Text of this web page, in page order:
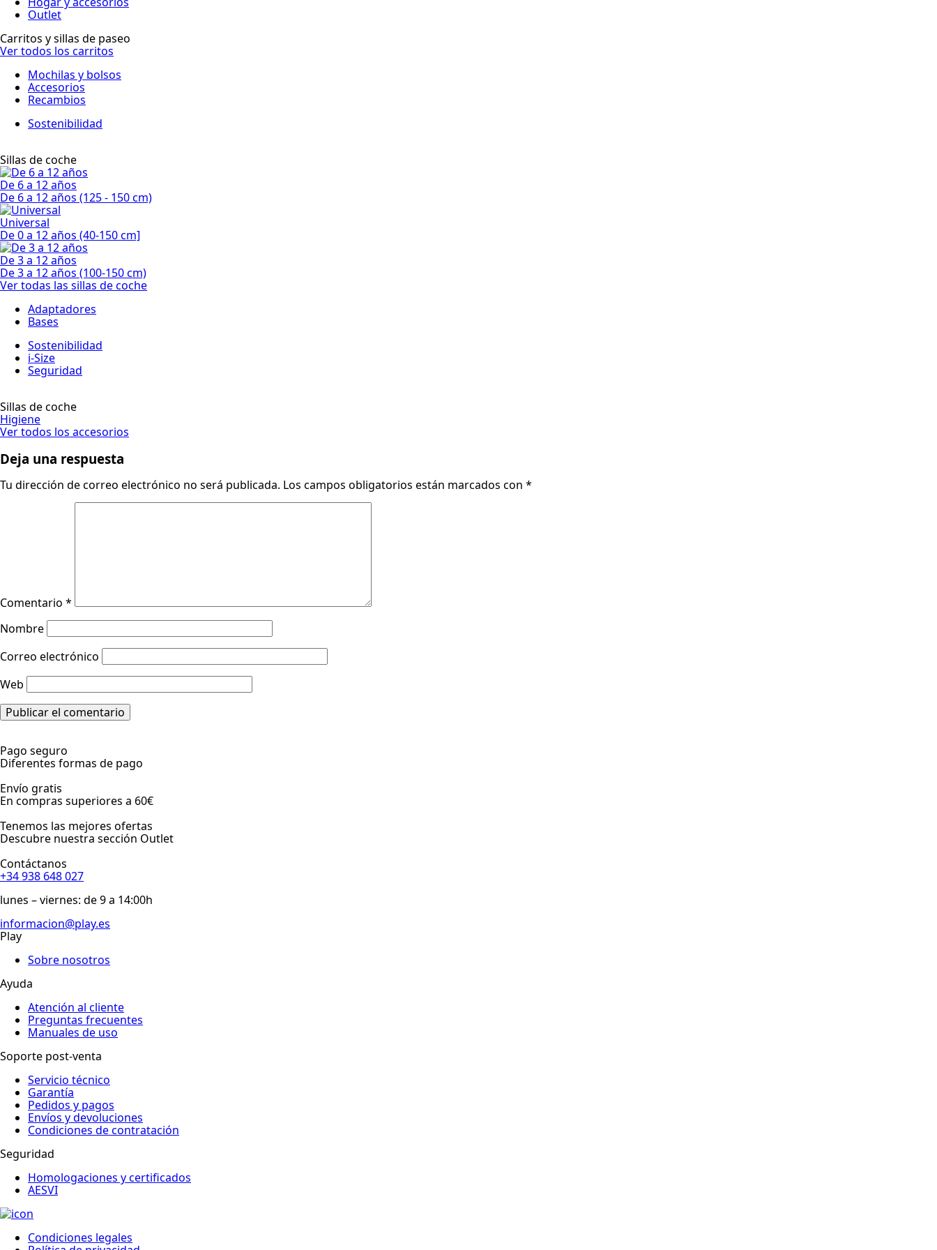
Outlet
Carritos y sillas de paseo
Ver todos los carritos
Mochilas y bolsos
Accesorios
Recambios
Sostenibilidad
Sillas de coche
De 6 a 12 años
De 6 a 12 años (125 - 150 cm)
Universal
De 0 a 12 años (40-150 cm]
De 3 a 12 años
De 3 a 12 años (100-150 cm)
Ver todas las sillas de coche
Adaptadores
Bases
Sostenibilidad
i-Size
Seguridad
Sillas de coche
Higiene
Ver todos los accesorios
Deja una respuesta
Tu dirección de correo electrónico no será publicada. Los campos obligatorios están marcados con *
Comentario *
Nombre
Correo electrónico
Web
Pago seguro
Diferentes formas de pago
Envío gratis
En compras superiores a 60€
Tenemos las mejores ofertas
Descubre nuestra sección Outlet
Contáctanos
+34 938 648 027
lunes – viernes: de 9 a 14:00h
informacion@play.es
Play
Sobre nosotros
Ayuda
Atención al cliente
Preguntas frecuentes
Manuales de uso
Soporte post-venta
Servicio técnico
Garantía
Pedidos y pagos
Envíos y devoluciones
Condiciones de contratación
Seguridad
Homologaciones y certificados
AESVI
Condiciones legales